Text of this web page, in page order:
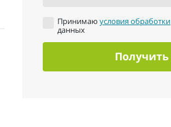
Принимаюусловия обработки
данных
Получить